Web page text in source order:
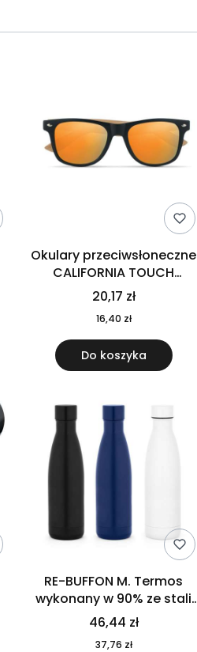
Okulary przeciwsłoneczne
CALIFORNIA TOUCH
MO9617-10
20,17 zł
16,40 zł
Do koszyka
RE-BUFFON M. Termos
wykonany w 90% ze stali
nierdzewnej pochodzącej z
recyklingu 520 ml 94294
46,44 zł
37,76 zł